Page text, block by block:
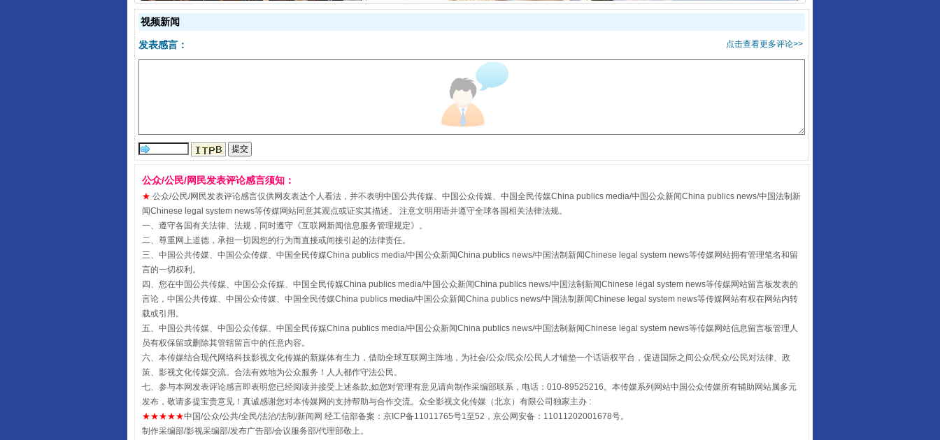
全民健身五年计划来了！等你上场
阿坝州三大球赛在茂县开幕 规模最大的光氢储一体化项目
视频新闻
点击查看更多评论>>
发表感言：
公众/公民/网民发表评论感言须知：
★ 公众/公民/网民发表评论感言仅供网友表达个人看法，并不表明中国公共传媒、中国公众传媒、中国全民传媒China publics media/中国公众新闻China publics news/中国法制新
闻Chinese legal system news等传媒网站同意其观点或证实其描述。 注意文明用语并遵守全球各国相关法律法规。
一、遵守各国有关法律、法规，同时遵守《互联网新闻信息服务管理规定》。
二、尊重网上道德，承担一切因您的行为而直接或间接引起的法律责任。
三、中国公共传媒、中国公众传媒、中国全民传媒China publics media/中国公众新闻China publics news/中国法制新闻Chinese legal system news等传媒网站拥有管理笔名和留
言的一切权利。
四、您在中国公共传媒、中国公众传媒、中国全民传媒China publics media/中国公众新闻China publics news/中国法制新闻Chinese legal system news等传媒网站留言板发表的
言论，中国公共传媒、中国公众传媒、中国全民传媒China publics media/中国公众新闻China publics news/中国法制新闻Chinese legal system news等传媒网站有权在网站内转
载或引用。
五、中国公共传媒、中国公众传媒、中国全民传媒China publics media/中国公众新闻China publics news/中国法制新闻Chinese legal system news等传媒网站信息留言板管理人
员有权保留或删除其管辖留言中的任意内容。
六、本传媒结合现代网络科技影视文化传媒的新媒体有生力，借助全球互联网主阵地，为社会/公众/民众/公民人才铺垫一个话语权平台，促进国际之间公众/民众/公民对法律、政
策、影视文化传媒交流。合法有效地为公众服务！人人都作守法公民。
七、参与本网发表评论感言即表明您已经阅读并接受上述条款,如您对管理有意见请向制作采编部联系，电话：010-89525216。本传媒系列网站中国公众传媒所有辅助网站属多元
发布，敬请多提宝贵意见！真诚感谢您对本传媒网的支持帮助与合作交流。众全影视文化传媒（北京）有限公司独家主办 :
★★★★★中国/公众/公共/全民/法治/法制/新闻网 经工信部备案：京ICP备11011765号1至52，京公网安备：11011202001678号。
制作采编部/影视采编部/发布广告部/会议服务部/代理部敬上。